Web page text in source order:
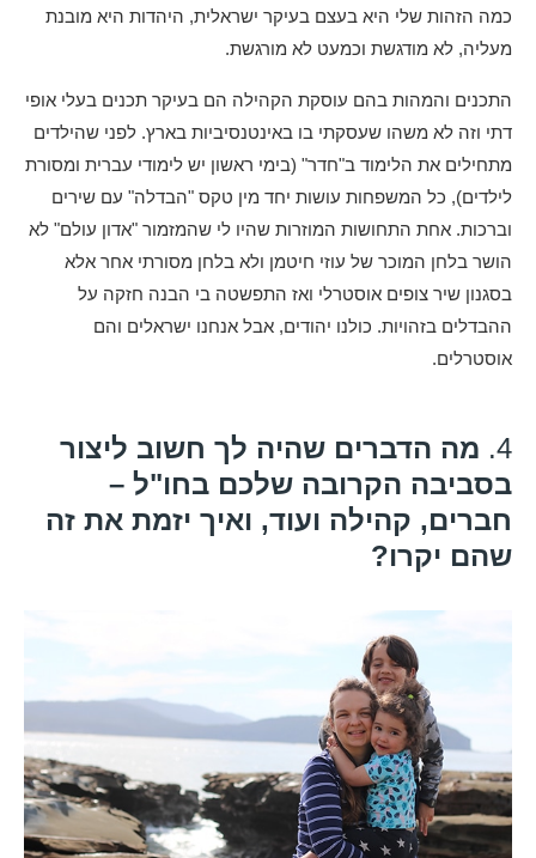
כמה הזהות שלי היא בעצם בעיקר ישראלית, היהדות היא מובנת
מעליה, לא מודגשת וכמעט לא מורגשת.
התכנים והמהות בהם עוסקת הקהילה הם בעיקר תכנים בעלי אופי
דתי וזה לא משהו שעסקתי בו באינטנסיביות בארץ. לפני שהילדים
מתחילים את הלימוד ב"חדר" (בימי ראשון יש לימודי עברית ומסורת
לילדים), כל המשפחות עושות יחד מין טקס "הבדלה" עם שירים
וברכות. אחת התחושות המוזרות שהיו לי שהמזמור "אדון עולם" לא
הושר בלחן המוכר של עוזי חיטמן ולא בלחן מסורתי אחר אלא
בסגנון שיר צופים אוסטרלי ואז התפשטה בי הבנה חזקה על
ההבדלים בזהויות. כולנו יהודים, אבל אנחנו ישראלים והם
אוסטרלים.
4. מה הדברים שהיה לך חשוב ליצור
בסביבה הקרובה שלכם בחו"ל –
חברים, קהילה ועוד, ואיך יזמת את זה
שהם יקרו?